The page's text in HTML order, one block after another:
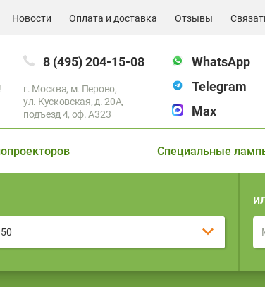
Новости Оплата и доставка Отзывы
8 (495) 204-15-08
г. Москва, м. Перово,
ул. Кусковская, д. 20А,
подъезд 4, оф. A323
WhatsApp
Telegram
Max
Специальные